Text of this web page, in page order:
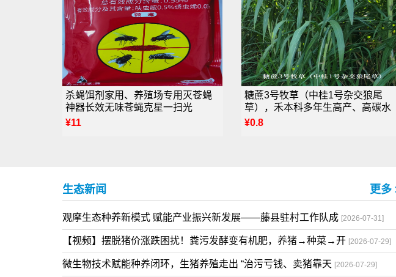
生态新闻 更多 >
观摩生态种养新模式 赋能产业振兴新发展——藤县驻村工作队成[2026-07-31]